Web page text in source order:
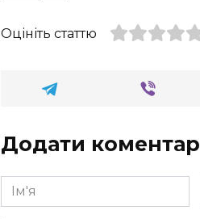
Оцініть статтю
Додати коментар
Ім'я
*